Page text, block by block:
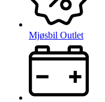
Mjøsbil Outlet